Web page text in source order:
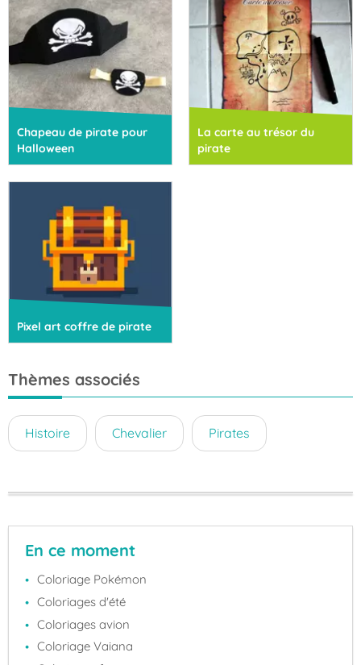
Chapeau de pirate pour
Halloween
La carte au trésor du
pirate
Pixel art coffre de pirate
Thèmes associés
Histoire Chevalier Pirates
En ce moment
Coloriage Pokémon
Coloriages d'été
Coloriages avion
Coloriage Vaiana